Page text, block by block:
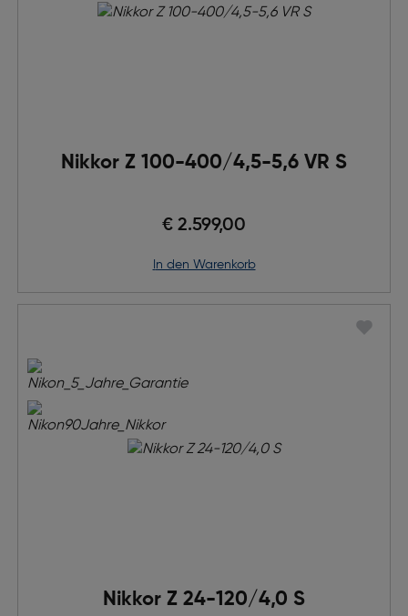
Nikkor Z 100-400/4,5-5,6 VR S
€ 2.599,00
in den Warenkorb
Nikkor Z 24-120/4,0 S